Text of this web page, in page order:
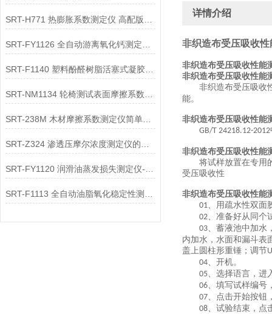
SRT-F1140 塑料酚醛树脂活塞式凝胶时间测定仪（2、4工位）介绍 质量保证
SRT-238M 木材摩擦系数测定仪简单介绍 性能稳定
详情介绍
非织造布受压吸收
非织造布受压吸收性能
非织造布受压吸收性能
非织造布受压吸收
能。
非织造布受压吸收性能
GB/T 24218.12-2012
非织造布受压吸收性能
将试样放置在专用的
受压吸收性
非织造布受压吸收性能
01、用疏水性双面
02、准备好从同个
03、蓄液池中加水
内加水，水面和漏斗表
盖上圆柱形重锤；调节U
04、开机。
05、选择语言，进
06、填写试样编号
07、点击开始按钮
08、试验结束，点